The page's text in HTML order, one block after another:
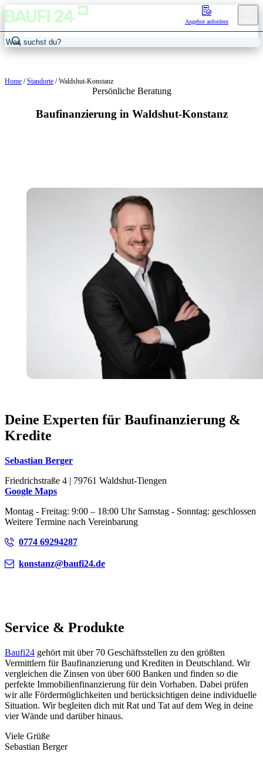
Angebot anfordern
Home /Standorte /Waldshut-Konstanz
Persönliche Beratung
Baufinanzierung in Waldshut-Konstanz
Deine Experten für Baufinanzierung &
Kredite
Sebastian Berger
Friedrichstraße 4 | 79761 Waldshut-Tiengen
Google Maps
Montag - Freitag: 9:00 – 18:00 Uhr Samstag - Sonntag: geschlossen
Weitere Termine nach Vereinbarung
0774 69294287
konstanz@baufi24.de
Service & Produkte
Baufi24 gehört mit über 70 Geschäftsstellen zu den größten
Vermittlern für Baufinanzierung und Krediten in Deutschland. Wir
vergleichen die Zinsen von über 600 Banken und finden so die
perfekte Immobilienfinanzierung für dein Vorhaben. Dabei prüfen
wir alle Fördermöglichkeiten und berücksichtigen deine individuelle
Situation. Wir begleiten dich mit Rat und Tat auf dem Weg in deine
vier Wände und darüber hinaus.
Viele Grüße
Sebastian Berger